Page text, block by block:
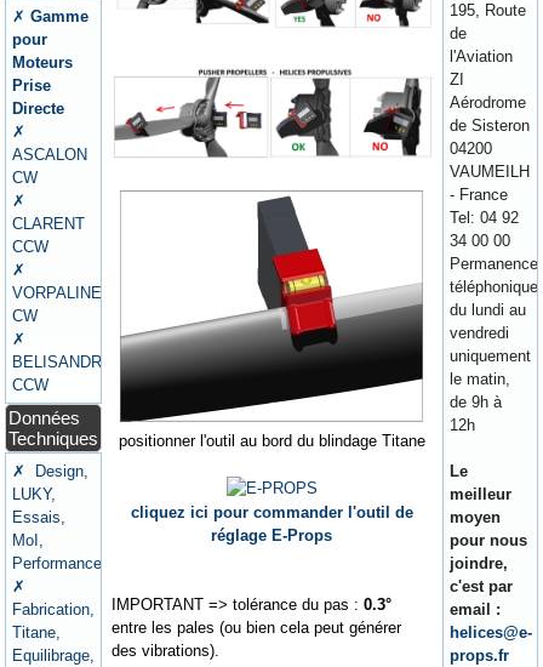
✗Gamme
pour
Moteurs
Prise
Directe
✗
ASCALON
CW
✗
CLARENT
CCW
✗
VORPALINE
CW
✗
BELISANDRE
CCW
Données
Techniques
✗ Design,
LUKY,
Essais,
MoI,
Performances
✗
Fabrication,
Titane,
Equilibrage,
positionner l'outil au bord du blindage Titane
cliquez ici pour commander l'outil de
réglage E-Props
IMPORTANT => tolérance du pas :0.3°
entre les pales (ou bien cela peut générer
des vibrations).
195, Route
de
l'Aviation
ZI
Aérodrome
de Sisteron
04200
VAUMEILH
- France
Tel: 04 92
34 00 00
Permanence
téléphonique
du lundi au
vendredi
uniquement
le matin,
de 9h à
12h
Le
meilleur
moyen
pour nous
joindre,
c'est par
email :
helices@e-
props.fr